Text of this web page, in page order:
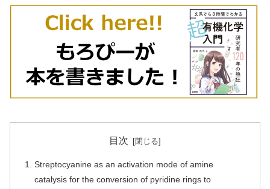
目次
Streptocyanine as an activation mode of amine
catalysis for the conversion of pyridine rings to